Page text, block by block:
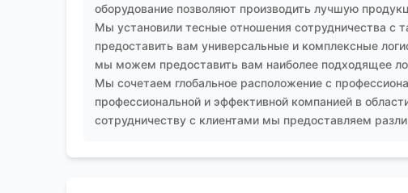
умеют делать в
промышленностях.
оборудование позволяют производить лучшую
Мы установили тесные отношения сотрудничества с
предоставить вам универсальные и комплексные
мы можем предоставить вам наиболее подходящее
Мы сочетаем глобальное расположение с
профессиональной и эффективной компанией в
сотрудничеству с клиентами мы предоставляем